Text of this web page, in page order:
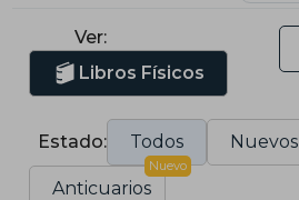
Ver:
Libros Físicos
Estado: Todos Nuevos
Anticuarios
Nuevo